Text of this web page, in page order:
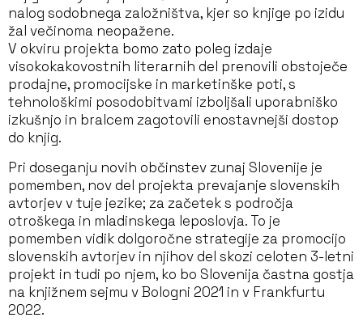
nalog sodobnega založništva, kjer so knjige po izidu
žal večinoma neopažene.
V okviru projekta bomo zato poleg izdaje
visokokakovostnih literarnih del prenovili obstoječe
prodajne, promocijske in marketinške poti, s
tehnološkimi posodobitvami izboljšali uporabniško
izkušnjo in bralcem zagotovili enostavnejši dostop
do knjig.
Pri doseganju novih občinstev zunaj Slovenije je
pomemben, nov del projekta prevajanje slovenskih
avtorjev v tuje jezike; za začetek s področja
otroškega in mladinskega leposlovja. To je
pomemben vidik dolgoročne strategije za promocijo
slovenskih avtorjev in njihov del skozi celoten 3-letni
projekt in tudi po njem, ko bo Slovenija častna gostja
na knjižnem sejmu v Bologni 2021 in v Frankfurtu
2022.